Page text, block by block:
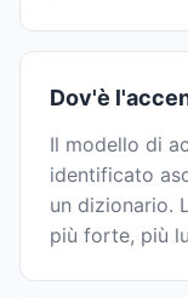
Dov'è
Il modello di
identificato
un dizionario.
più forte, più